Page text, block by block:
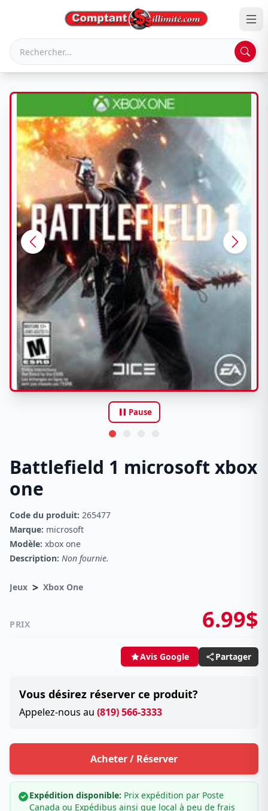
pause Pause
Battlefield 1 microsoft xbox
one
Code du produit: 265477
Marque: microsoft
Modèle: xbox one
Description: Non fournie.
Jeux > Xbox One
PRIX 6.99$
Avis Google Partager
Vous désirez réserver ce produit?
Appelez-nous au (819) 566-3333
Acheter / Réserver
Expédition disponible: Prix expédition par Poste
Canada ou Expédibus ainsi que local à peu de frais